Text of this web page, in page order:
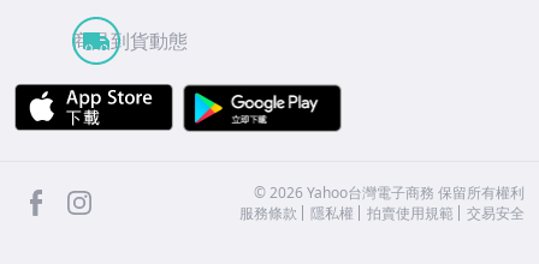
商品到貨動態
APP Store
facebook ©2026 Yahoo台灣電子商務 保留所有權利
服務條款
隱私權 拍賣使用規範 交易安全